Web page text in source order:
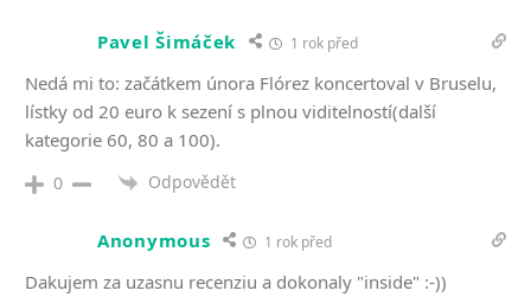
Pavel Šimáček 1 rok před
Nedá mi to: začátkem února Flórez koncertoval v Bruselu,
lístky od 20 euro k sezení s plnou viditelností(další
kategorie 60, 80 a 100).
0 Odpovědět
Anonymous 1 rok před
Dakujem za uzasnu recenziu a dokonaly "inside" :-))